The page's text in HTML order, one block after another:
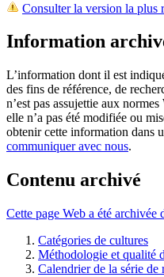
Consulter la version la plus
Information
L’information dont il est
des fins de référence, de
n’est pas assujettie aux
elle n’a pas été modifiée ou
obtenir cette information dans
communiquer avec nous.
Contenu archivé
Cette page Web a été archivée
Catégories de cultures
Méthodologie et qualité
Calendrier de la série de